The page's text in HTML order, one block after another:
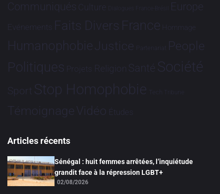
Communiqués Culture Dialogues France-Brésil Europe
Evénements Faits Divers France Hommage
HumanophobieJustice Partenariat People
Politiques Projets Religion Santé Société
Sport Stop Homophobie Tech Tribune
TémoignageVidéo Études
Articles récents
Sénégal : huit femmes arrêtées, l’inquiétude
grandit face à la répression LGBT+
02/08/2026